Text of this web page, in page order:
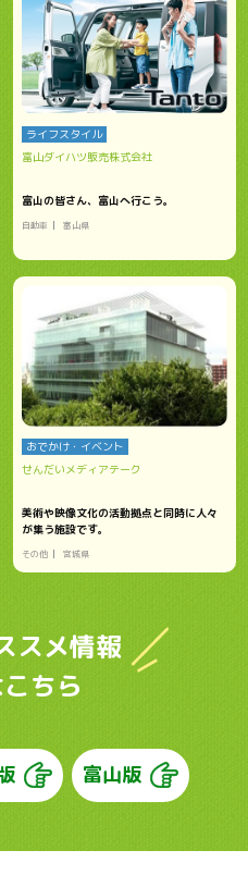
ライフスタイル
富山ダイハツ販売株式会社
富山の皆さん、富山へ行こう。
自動車 富山県
おでかけ・イベント
せんだいメディアテーク
美術や映像文化の活動拠点と同時に人々
が集う施設です。
その他 宮城県
スメ情報
ちら
富山版